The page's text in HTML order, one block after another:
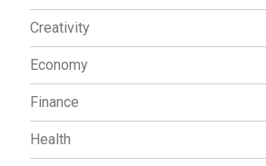
Creativity
Economy
Finance
Health